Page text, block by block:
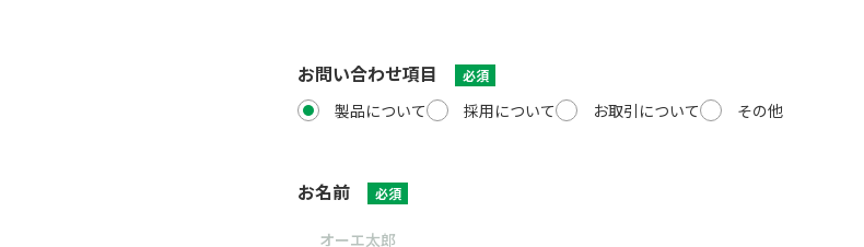
お問い合わせ項目 必須
製品について 採用について お取引について その他
お名前 必須